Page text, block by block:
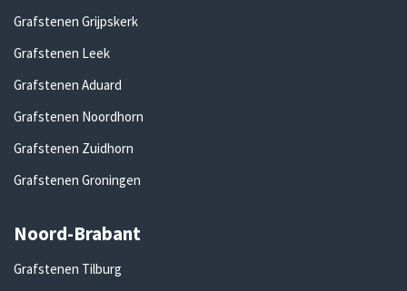
Grafstenen Grijpskerk
Grafstenen Leek
Grafstenen Aduard
Grafstenen Noordhorn
Grafstenen Zuidhorn
Grafstenen Groningen
Noord-Brabant
Grafstenen Tilburg